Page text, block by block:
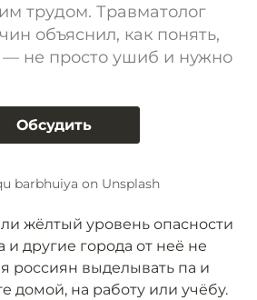
трудом. Травматолог
объяснил, как понять,
— не просто ушиб и нужно
Обсудить
barbhuiya on Unsplash
жёлтый уровень опасности
и другие города от неё не
россиян выделывать па и
домой, на работу или учёбу.